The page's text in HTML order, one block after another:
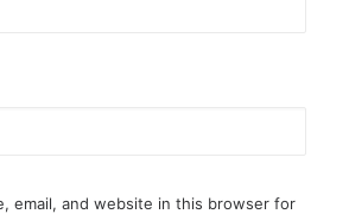
email, and website in this browser for